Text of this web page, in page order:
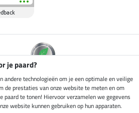
je paard?
andere technologieën om je een optimale en veilige
de prestaties van onze website te meten en om
paard te tonen! Hiervoor verzamelen we gegevens
website kunnen gebruiken op hun apparaten.